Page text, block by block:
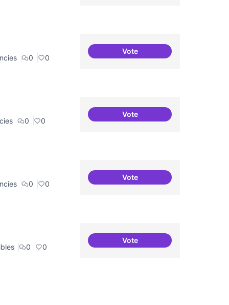
0 0
VoteRecerca i re-avaluació
0 0
VoteRecerca + residències
0 0
VoteRecerca + residències
0 0
VotePunt de defensa de Drets